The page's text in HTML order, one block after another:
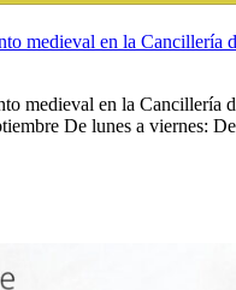
medieval en la Cancillería
medieval en la Cancillería
De lunes a viernes: De